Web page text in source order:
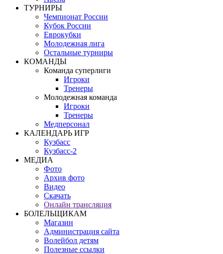
ТУРНИРЫ
Чемпионат России
Кубок России
Еврокубки
Молодежная лига
Остальные турниры
КОМАНДЫ
Команда суперлиги
Игроки
Тренеры
Молодежная команда
Игроки
Тренеры
Медперсонал
КАЛЕНДАРЬ ИГР
Кузбасс
Кузбасс-2
МЕДИА
Фото
Архив фото
Видео
Скачать
Онлайн трансляция
БОЛЕЛЬЩИКАМ
Магазин
Администрация сайта
Волейбол детям
Полезные ссылки